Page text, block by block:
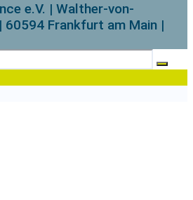
e.V. | Walther-von-
Frankfurt am Main |